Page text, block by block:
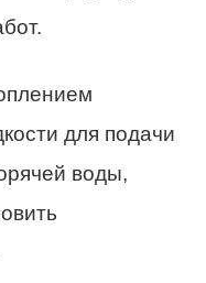
для подачи
воды,